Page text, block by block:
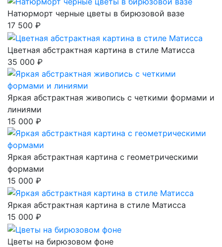
Натюрморт черные цветы в бирюзовой вазе
17 500 ₽
Цветная абстрактная картина в стиле Матисса
35 000 ₽
Яркая абстрактная живопись с четкими формами и
линиями
15 000 ₽
Яркая абстрактная картина с геометрическими
формами
15 000 ₽
Яркая абстрактная картина в стиле Матисса
15 000 ₽
Цветы на бирюзовом фоне